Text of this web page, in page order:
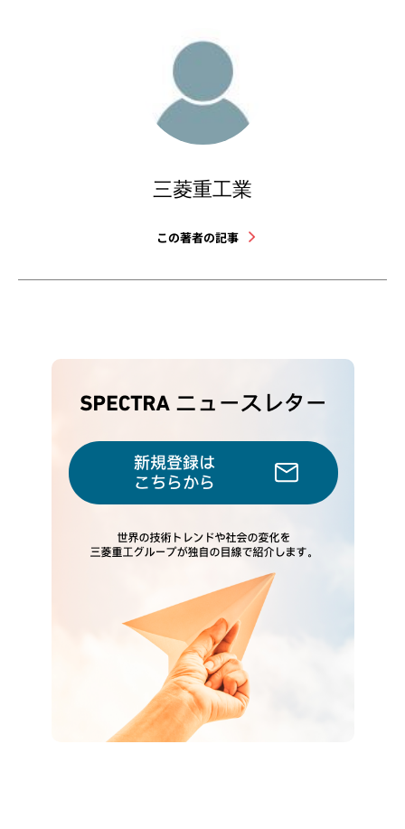
三菱重工業
この著者の記事